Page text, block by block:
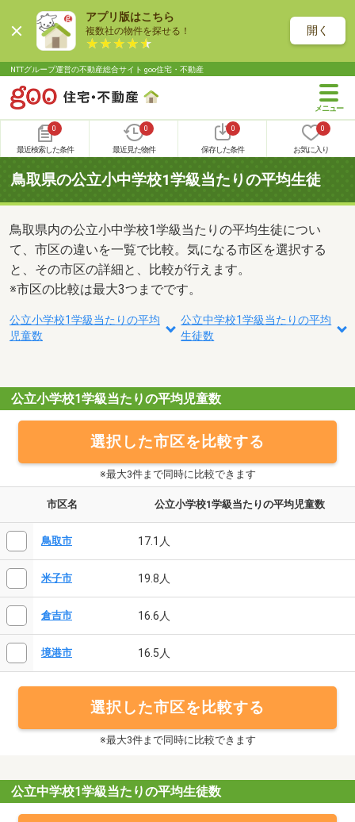
アプリ版はこちら
複数社の物件を探せる！ 開く
NTTグループ運営の不動産総合サイト goo住宅・不動産
0
最近検索した条件
0
最近見た物件
0
保存した条件
0
お気に入り
鳥取県の公立小中学校1学級当たりの平均生徒
鳥取県内の公立小中学校1学級当たりの平均生徒につい
て、市区の違いを一覧で比較。気になる市区を選択する
と、その市区の詳細と、比較が行えます。
※市区の比較は最大3つまでです。
公立小学校1学級当たりの平均
児童数
公立中学校1学級当たりの平均
生徒数
公立小学校1学級当たりの平均児童数
選択した市区を比較する
※最大3件まで同時に比較できます
市区名 公立小学校1学級当たりの平均児童数
鳥取市 17.1人
米子市 19.8人
倉吉市 16.6人
境港市 16.5人
選択した市区を比較する
※最大3件まで同時に比較できます
公立中学校1学級当たりの平均生徒数